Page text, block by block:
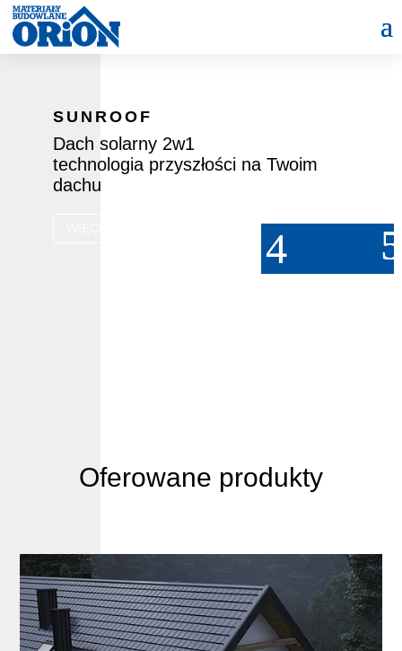
SUNROOF
Dach solarny 2w1
technologia przyszłości na Twoim
dachu
Oferowane produkty